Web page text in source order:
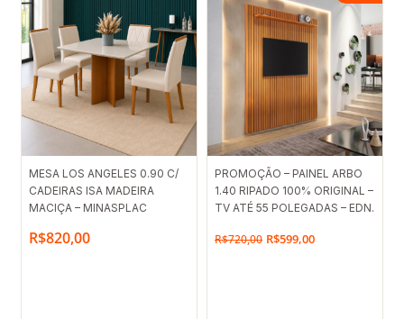
MESA LOS ANGELES 0.90 C/
CADEIRAS ISA MADEIRA
MACIÇA – MINASPLAC
R$820,00
PROMOÇÃO – PAINEL ARBO
1.40 RIPADO 100% ORIGINAL –
TV ATÉ 55 POLEGADAS – EDN.
R$720,00
O
preço
era:
R$599,00
O
preço
é: